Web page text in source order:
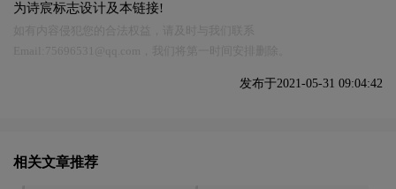
为诗宸标志设计及本链接!
发布于2021-05-31 09:04:42
相关文章推荐